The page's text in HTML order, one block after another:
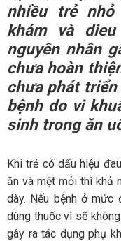
nhiều trẻ
khám và
nguyên nhân
chưa hoàn
chưa phát
bệnh do vi
sinh trong ăn
Khi trẻ có dấu hiệu
ăn và mệt mỏi thì khả
dày. Nếu bệnh ở mức
dùng thuốc vì sẽ
gây ra tác dụng phụ